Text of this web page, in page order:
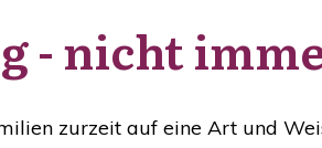
- nicht
zurzeit auf eine Art und